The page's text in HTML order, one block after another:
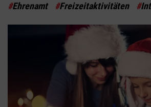
#Ehrenamt #Freizeitaktivitäten #